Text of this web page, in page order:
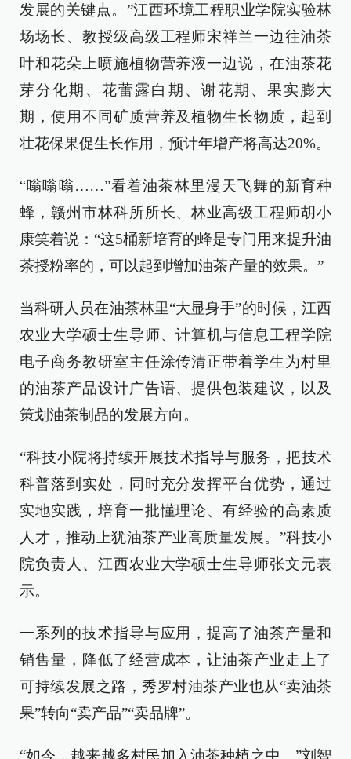
发展的关键点。”江西环境工程职业学院实验林
场场长、教授级高级工程师宋祥兰一边往油茶
叶和花朵上喷施植物营养液一边说，在油茶花
芽分化期、花蕾露白期、谢花期、果实膨大
期，使用不同矿质营养及植物生长物质，起到
壮花保果促生长作用，预计年增产将高达20%。
“嗡嗡嗡……”看着油茶林里漫天飞舞的新育种
蜂，赣州市林科所所长、林业高级工程师胡小
康笑着说：“这5桶新培育的蜂是专门用来提升油
茶授粉率的，可以起到增加油茶产量的效果。”
当科研人员在油茶林里“大显身手”的时候，江西
农业大学硕士生导师、计算机与信息工程学院
电子商务教研室主任涂传清正带着学生为村里
的油茶产品设计广告语、提供包装建议，以及
策划油茶制品的发展方向。
“科技小院将持续开展技术指导与服务，把技术
科普落到实处，同时充分发挥平台优势，通过
实地实践，培育一批懂理论、有经验的高素质
人才，推动上犹油茶产业高质量发展。”科技小
院负责人、江西农业大学硕士生导师张文元表
示。
一系列的技术指导与应用，提高了油茶产量和
销售量，降低了经营成本，让油茶产业走上了
可持续发展之路，秀罗村油茶产业也从“卖油茶
果”转向“卖产品”“卖品牌”。
“如今，越来越多村民加入油茶种植之中。”刘智